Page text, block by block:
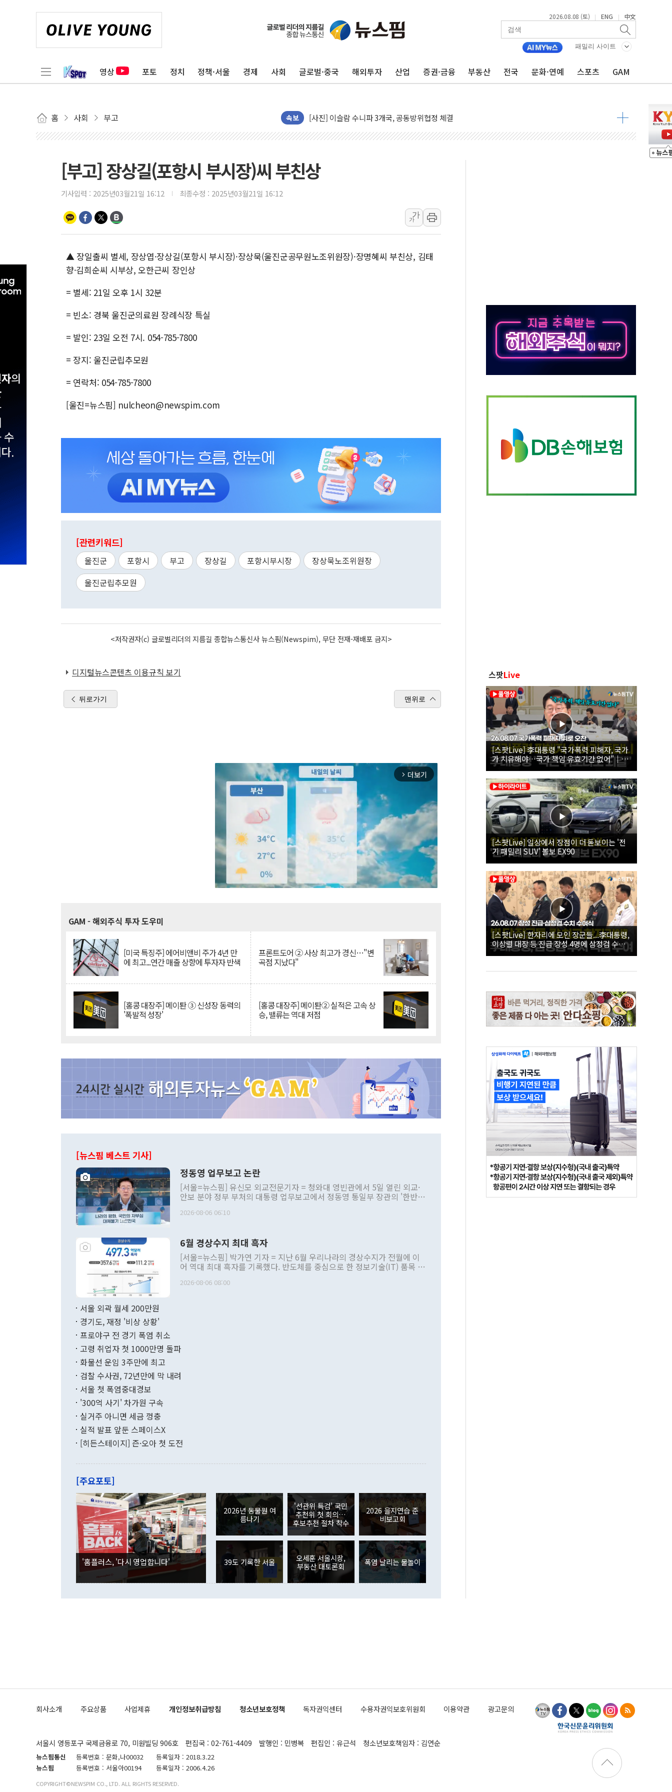
2026.08.08 (토) | ENG | 中文
패밀리 사이트
영상 포토 정치 정책·서울 경제 사회 글로벌·중국 해외투자 산업 증권·금융 부동산 전국 문화·연예 스포츠 GAM
홈 사회 부고 속보
美 항소법원, 백악관 무도회장 공사 중단 명령…트럼프 제동
이란 핵심 원유 수출항 '하르그섬', 최근 1주일 이상 '올스톱'… 美 해상봉쇄 영향
[AI MY 뉴스] 뉴욕 반도체주 프리뷰...美 고용 쇼크에 반도체주 '활짝'
뉴욕증시 프리뷰, 美 고용 쇼크에 금리 인상 우려 후퇴…나스닥 선물 1%대 상승
[사진] 이슬람 수니파 3개국, 공동방위협정 체결
뉴욕증시 개장 전 특징주...아틀라시안·클라우드플레어·태양광주↑ VS 트레이드데스크·웬디스↓
트럼프 "금리 내려야"…파월 때와 달리 워시엔 톤 낮춰
특정 정치인 측근 포항시 정책특보 내정설...포항시 '시끌'
李 대통령, '6시간 마라톤 부동산 2차 회의' 주재… "전폭적 공급 확대·속도전 총력"
트럼프, 中 겨냥 폴리실리콘 관세 15% 부과…美 태양광주 급등
[사진] 빈살만과 에르도안의 만남
이란와이어 "이란 최고지도자 위독…곧 사망해도 놀랍지 않아"
[부고] 장상길(포항시 부시장)씨 부친상
기사입력 : 2025년03월21일 16:12 최종수정 : 2025년03월21일 16:12
가
가
▲ 장일출씨 별세, 장상엽·장상길(포항시 부시장)·장상묵(울진군공무원노조위원장)·장명혜씨 부친상, 김태
향·김희순씨 시부상, 오한근씨 장인상
= 별세: 21일 오후 1시 32분
= 빈소: 경북 울진군의료원 장례식장 특실
= 발인: 23일 오전 7시. 054-785-7800
= 장지: 울진군립추모원
= 연락처: 054-785-7800
[울진=뉴스핌] nulcheon@newspim.com
[관련키워드]
울진군 포항시 부고 장상길 포항시부시장
장상묵노조위원장
울진군립추모원
<저작권자(c) 글로벌리더의 지름길 종합뉴스통신사 뉴스핌(Newspim), 무단 전재-재배포 금지>
디지털뉴스콘텐츠 이용규칙 보기
뒤로가기 맨위로
arrow_forward_ios 더보기
GAM - 해외주식 투자 도우미
[미국 특징주] 에어비앤비 주가 4년 만
에 최고...연간 매출 상향에 투자자 반색
프론트도어 ② 사상 최고가 경신…"변
곡점 지났다"
[홍콩 대장주] 메이퇀 ③ 신성장 동력의
'폭발적 성장'
[홍콩 대장주] 메이퇀② 실적은 고속 상
승, 밸류는 역대 저점
[뉴스핌 베스트 기사]
정동영 업무보고 논란
[서울=뉴스핌] 유신모 외교전문기자 = 청와대 영빈관에서 5일 열린 외교·
안보 분야 정부 부처의 대통령 업무보고에서 정동영 통일부 장관의 '한반도
발언 중에는 정부 내 조율을 거치지 않은 사안을 정책으로 추진하겠다고 공
주의적 희망에 근거한 비현실적 구상'이라는 비판을 내놨다. 그동안 정 장
관의 대북 정책 관련 발언이 물의를 빚은 적은 여러 번 있지만 대통령과 유
관 부처 장관이 공개적으로 부정적 입장을 표명한 것은 이례적이다. 정 장
관의 무리한 대북 접근법과 월권을 제어해야 한다는 목소리도 높아지고 있
다. [정동영 통일부 장관이 지난달 23일 오후 서울 종로구 정부서울청사에
무너졌다고도 했다. 또 "현 시점에서 흘러간 선(先)비핵화만 되뇌는 것은
함께 4자 대화의 동력을 확보하기 위해 최선을 다할 것"이라고 말했다. 하
"우리의 선의대로 하는 게 과연 한반도의 평화와 안정에 플러스냐, 결론적
관은 업무보고 사후 브리핑에서 정 장관이 언급한 '4자 회담'에 대해 "이상
이 9월 러시아 블라디보스토크에서 열리는 '동방경제포럼(EEF)'을 언급하
며 "정부 차원에서 (참석을) 검토하고 있다"고 발언한 데 대해서도 조 장관
은 "그것은 외교부의 몫"이라며 "아직 거기까지 진도가 나가지 않았다"고
잘랐다. 정 장관이 이날 소개한 대북 구상과 설명은 정부 내 조율을 거치지
않았다는 점에서 문제가 있다. 특히 주적 표현 대체와 국호 사용, 9·19 군
사합의 복원, 4자회담 추진 등은 통일부 장관이 결정할 사안이 아니어서 월
권이라는 지적이 나오고 있다. 이 대통령은 정 장관의 업무보고를 듣고 난
뒤 "여기 업무보고에 발표했다고 승인난 건 아니다"라고 재차 확인했다. 정
부의 한 소식통은 "정 장관의 발언 내용은 대부분 국가안전보장회의(NSC)
를 거쳐 결정된 사안이 아닌 정 장관의 개인적 생각에 가깝다"며 "안보 관
련 부처 장관이 정부의 공식 정책이 아닌 사안을 추진하겠다고 업무보고를
하고 대통령의 면전에서 '국군통수권자가 나서야 한다'고 주장한 것은 심각
이나 미국은 북한에 선비핵화를 공식적으로 요구한 적이 없기 때문이다. 지
공하는 방식으로 이뤄졌다. 1994년 북·미 제네바 기본합의는 핵시설 동결
협상에 관여했던 한 전직 관료는 "모든 북핵 협상은 북한의 비핵화 조치와
한·미가 제공하는 상응조치를 어떻게 정교하게 배열하느냐가 관건이었
다"면서 "정 장관의 발언은 지금까지 한·미가 북한에 먼저 핵을 포기해야
대화할 수 있다는 정책을 고수해 현 상황에 이르게 됐다는 잘못된 인식에서
2026-08-06 06:10
6월 경상수지 최대 흑자
[서울=뉴스핌] 박가연 기자 = 지난 6월 우리나라의 경상수지가 전월에 이
어 역대 최대 흑자를 기록했다. 반도체를 중심으로 한 정보기술(IT) 품목 수
료=한국은행] 한국은행이 6일 발표한 '2026년 6월 국제수지(잠정)'에 따르
며 월간 기준 처음으로 1000억달러를 넘어섰다. 상품수입은 644억8000만
196.9% 급증했고 컴퓨터·주변기기(SSD)는 282.7% 증가했다. IT 품목
수출은 160.4% 늘었으며 비IT 품목도 ▲석유제품(47.5%) ▲화공품
기록했지만 지식재산권사용료수지는 전월 흑자에서 4억4000만달러 적자
로 전환됐다. 본원소득수지는 배당소득을 중심으로 32억7000만달러 흑자
는 배당수입이 늘어난 데다 전월 분기배당에 따른 기저효과로 배당지급이
였던 올해 3월(369억9000만달러)을 넘어선 것이다. 직접투자에서는 내국
인의 해외투자가 80억1000만달러, 외국인의 국내투자가 46억3000만달러
각각 증가했다. 증권투자에서는 외국인의 국내 주식 매도세가 이어졌다. 외
국인의 국내 주식 투자는 차익실현 매도 등의 영향으로 316억1000만달러
감소하며 전월(-310억5000만달러)에 이어 역대 최대 순매도 기록을 다시
경신했다. 외국인의 국내 채권투자는 세계국채지수(WGBI) 자금 유입에도
분기 말 만기도래 영향으로 증가 폭이 줄어든 52억9000만달러를 기록했
다. 내국인의 해외 증권투자는 주식을 중심으로 35억6000만달러 증가했
다. eoyn2@newspim.com
2026-08-06 08:00
서울 외곽 월세 200만원
경기도, 재정 '비상 상황'
프로야구 전 경기 폭염 취소
고령 취업자 첫 1000만명 돌파
화물선 운임 3주만에 최고
검찰 수사권, 72년만에 막 내려
서울 첫 폭염중대경보
'300억 사기' 차가원 구속
실거주 아니면 세금 껑충
실적 발표 앞둔 스페이스X
[히든스테이지] 즌·오아 첫 도전
[주요포토]
'홈플러스, '다시 영업합니다'
2026년 동물원 여
름나기
'선관위 특검' 국민
추천위 첫 회의…
후보추천 절차 착수
2026 을지연습 준
비보고회
39도 기록한 서울
오세훈 서울시장,
부동산 대토론회
폭염 날리는 물놀이
스팟Live
[스팟Live] 李대통령 "국가폭력 피해자, 국가
가 치유해야…국가 책임 유효기간 없어"｜
26.08.07 국가폭력 피해자 위로 오찬
[스팟Live] 일상에서 장점이 더 돋보이는 '전
기 패밀리 SUV' 볼보 EX90
[스팟Live] 한자리에 모인 장군들...李대통령,
이상렬 대장 등 진급 장성 4명에 삼정검 수치
직접 수여｜26.08.07 장성 진급·삼정검 수치
회사소개 주요상품 사업제휴 개인정보취급방침 청소년보호정책 독자권익센터 수용자권익보호위원회 이용약관 광고문의
서울시 영등포구 국제금융로 70, 미원빌딩 906호 편집국 : 02-761-4409 발행인 : 민병복 편집인 : 유근석 청소년보호책임자 : 김연순
뉴스핌통신 등록번호 : 문화,나00032
등록일자 : 2018.3.22
뉴스핌
등록번호 : 서울아00194 등록일자 : 2006.4.26
COPYRIGHT©NEWSPIM CO., LTD. ALL RIGHTS RESERVED.